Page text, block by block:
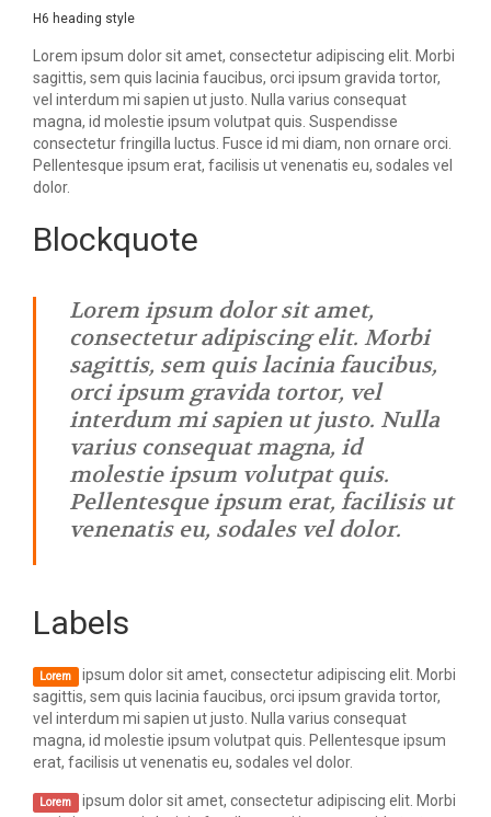
H6 heading style
Lorem ipsum dolor sit amet, consectetur adipiscing elit. Morbi
sagittis, sem quis lacinia faucibus, orci ipsum gravida tortor,
vel interdum mi sapien ut justo. Nulla varius consequat
magna, id molestie ipsum volutpat quis. Suspendisse
consectetur fringilla luctus. Fusce id mi diam, non ornare orci.
Pellentesque ipsum erat, facilisis ut venenatis eu, sodales vel
dolor.
Blockquote
Lorem ipsum dolor sit amet,
consectetur adipiscing elit. Morbi
sagittis, sem quis lacinia faucibus,
orci ipsum gravida tortor, vel
interdum mi sapien ut justo. Nulla
varius consequat magna, id
molestie ipsum volutpat quis.
Pellentesque ipsum erat, facilisis ut
venenatis eu, sodales vel dolor.
Labels
Lorem ipsum dolor sit amet, consectetur adipiscing elit. Morbi
sagittis, sem quis lacinia faucibus, orci ipsum gravida tortor,
vel interdum mi sapien ut justo. Nulla varius consequat
magna, id molestie ipsum volutpat quis. Pellentesque ipsum
erat, facilisis ut venenatis eu, sodales vel dolor.
Lorem ipsum dolor sit amet, consectetur adipiscing elit. Morbi